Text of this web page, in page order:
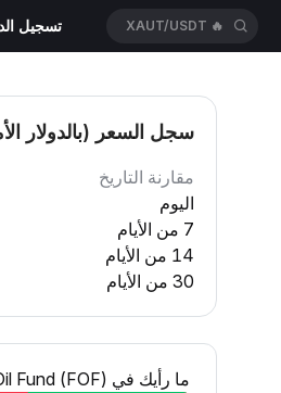
🔥
HEIUSDT تسجيل
سجل السعر (بالدولار
مقارنة التاريخ
اليوم
7 من الأيام
14 من الأيام
30 من الأيام
ما رأيك في Federal Oil Fund (FOF) اليوم؟